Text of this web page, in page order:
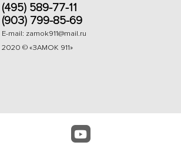
(495) 589-77-11
(903) 799-85-69
E-mail: zamok911@mail.ru
2020 © «ЗАМОК 911»